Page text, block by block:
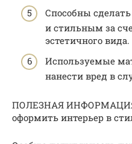
Способны
и стильным за
эстетичного вида.
Используемые
нанести вред в
ПОЛЕЗНАЯ
оформить интерьер в